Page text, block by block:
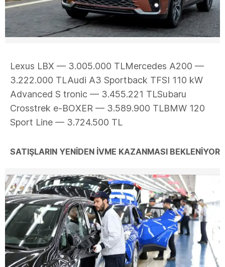
Lexus LBX — 3.005.000 TLMercedes A200 —
3.222.000 TLAudi A3 Sportback TFSI 110 kW
Advanced S tronic — 3.455.221 TLSubaru
Crosstrek e-BOXER — 3.589.900 TLBMW 120
Sport Line — 3.724.500 TL
SATIŞLARIN YENİDEN İVME KAZANMASI BEKLENİYOR